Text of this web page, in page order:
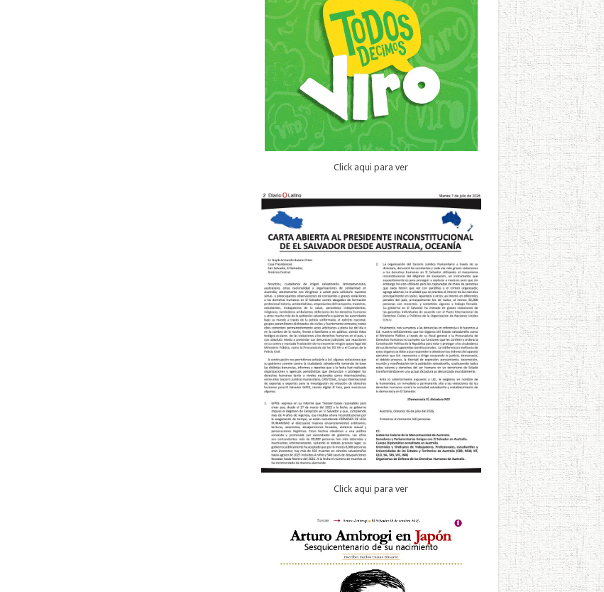
Click aqui para ver
Click aqui para ver